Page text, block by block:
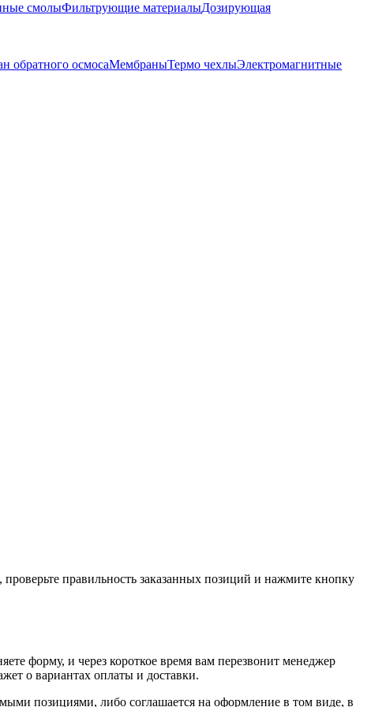
смолыФильтрующие материалыДозирующая
обратного осмосаМембраныТермо чехлыЭлектромагнитные
правильность заказанных позиций и нажмите кнопку
форму, и через короткое время вам перезвонит менеджер
о вариантах оплаты и доставки.
позициями, либо соглашается на оформление в том виде, в